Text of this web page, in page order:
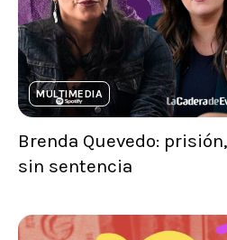
MULTIMEDIA
Brenda Quevedo:
sin sentencia